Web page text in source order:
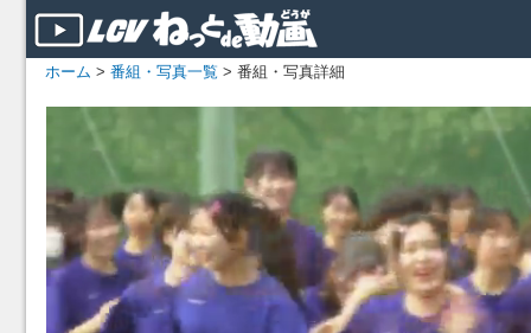
ホーム > 番組・写真一覧 > 番組・写真詳細